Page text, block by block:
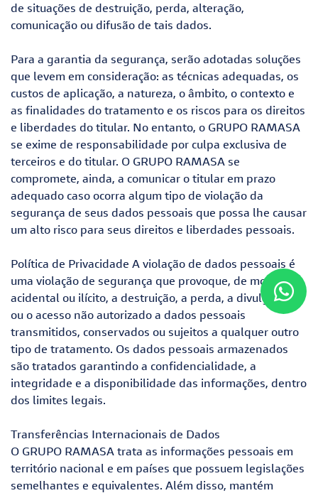
de situações de destruição, perda, alteração,
comunicação ou difusão de tais dados.
Para a garantia da segurança, serão adotadas soluções
que levem em consideração: as técnicas adequadas, os
custos de aplicação, a natureza, o âmbito, o contexto e
as finalidades do tratamento e os riscos para os direitos
e liberdades do titular. No entanto, o GRUPO RAMASA
se exime de responsabilidade por culpa exclusiva de
terceiros e do titular. O GRUPO RAMASA se
compromete, ainda, a comunicar o titular em prazo
adequado caso ocorra algum tipo de violação da
segurança de seus dados pessoais que possa lhe causar
um alto risco para seus direitos e liberdades pessoais.
Política de Privacidade A violação de dados pessoais é
uma violação de segurança que provoque, de modo
acidental ou ilícito, a destruição, a perda, a divulgação
ou o acesso não autorizado a dados pessoais
transmitidos, conservados ou sujeitos a qualquer outro
tipo de tratamento. Os dados pessoais armazenados
são tratados garantindo a confidencialidade, a
integridade e a disponibilidade das informações, dentro
dos limites legais.
Transferências Internacionais de Dados
O GRUPO RAMASA trata as informações pessoais em
território nacional e em países que possuem legislações
semelhantes e equivalentes. Além disso, mantém